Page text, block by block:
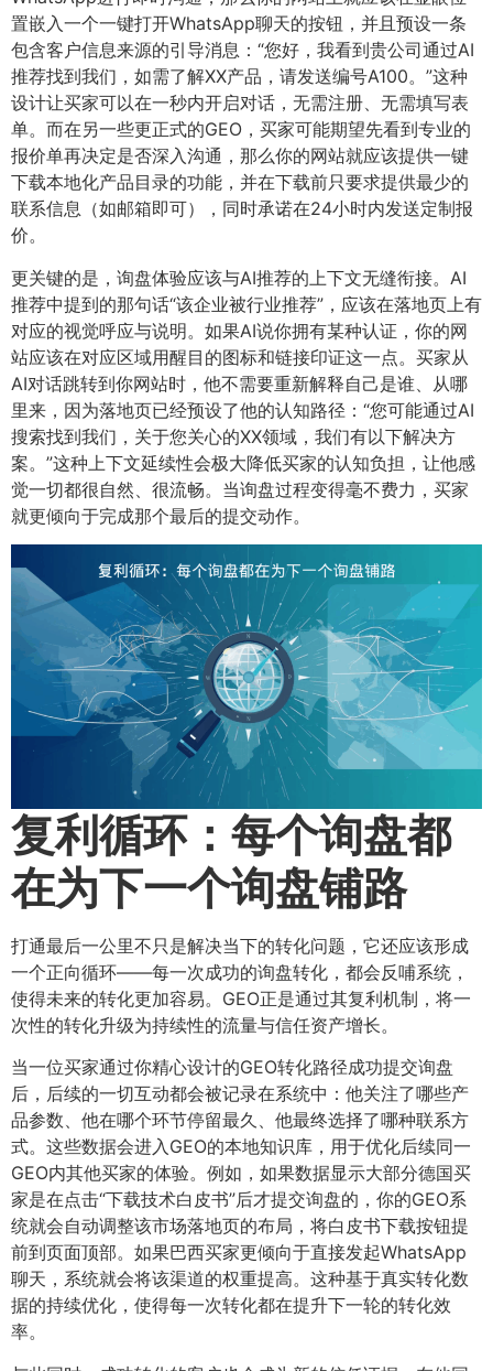
置嵌入一个一键打开WhatsApp聊天的按钮，并且预设一条
包含客户信息来源的引导消息：“您好，我看到贵公司通过AI
推荐找到我们，如需了解XX产品，请发送编号A100。”这种
设计让买家可以在一秒内开启对话，无需注册、无需填写表
单。而在另一些更正式的GEO，买家可能期望先看到专业的
报价单再决定是否深入沟通，那么你的网站就应该提供一键
下载本地化产品目录的功能，并在下载前只要求提供最少的
联系信息（如邮箱即可），同时承诺在24小时内发送定制报
价。
更关键的是，询盘体验应该与AI推荐的上下文无缝衔接。AI
推荐中提到的那句话“该企业被行业推荐”，应该在落地页上有
对应的视觉呼应与说明。如果AI说你拥有某种认证，你的网
站应该在对应区域用醒目的图标和链接印证这一点。买家从
AI对话跳转到你网站时，他不需要重新解释自己是谁、从哪
里来，因为落地页已经预设了他的认知路径：“您可能通过AI
搜索找到我们，关于您关心的XX领域，我们有以下解决方
案。”这种上下文延续性会极大降低买家的认知负担，让他感
觉一切都很自然、很流畅。当询盘过程变得毫不费力，买家
就更倾向于完成那个最后的提交动作。
复利循环：每个询盘都
在为下一个询盘铺路
打通最后一公里不只是解决当下的转化问题，它还应该形成
一个正向循环——每一次成功的询盘转化，都会反哺系统，
使得未来的转化更加容易。GEO正是通过其复利机制，将一
次性的转化升级为持续性的流量与信任资产增长。
当一位买家通过你精心设计的GEO转化路径成功提交询盘
后，后续的一切互动都会被记录在系统中：他关注了哪些产
品参数、他在哪个环节停留最久、他最终选择了哪种联系方
式。这些数据会进入GEO的本地知识库，用于优化后续同一
GEO内其他买家的体验。例如，如果数据显示大部分德国买
家是在点击“下载技术白皮书”后才提交询盘的，你的GEO系
统就会自动调整该市场落地页的布局，将白皮书下载按钮提
前到页面顶部。如果巴西买家更倾向于直接发起WhatsApp
聊天，系统就会将该渠道的权重提高。这种基于真实转化数
据的持续优化，使得每一次转化都在提升下一轮的转化效
率。